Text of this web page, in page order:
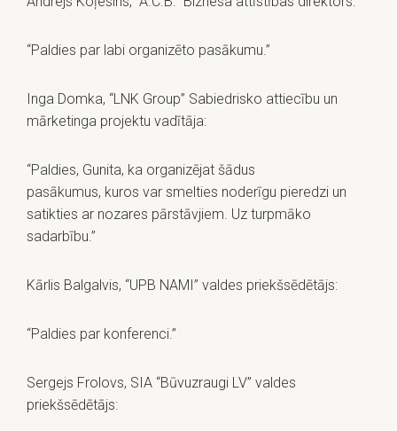
“Paldies par labi organizēto pasākumu.”
Inga Domka, “LNK Group” Sabiedrisko attiecību un
mārketinga projektu vadītāja:
“Paldies, Gunita, ka organizējat šādus
pasākumus, kuros var smelties noderīgu pieredzi un
satikties ar nozares pārstāvjiem. Uz turpmāko
sadarbību.”
Kārlis Balgalvis, “UPB NAMI” valdes priekšsēdētājs:
“Paldies par konferenci.”
Sergejs Frolovs, SIA “Būvuzraugi LV” valdes
priekšsēdētājs: